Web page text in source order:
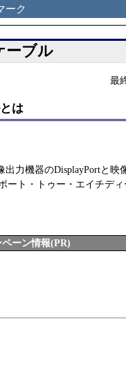
ーク
ーブル
最
は
力機器のDisplayPortと映
ート・トゥー・エイチデ
ペーン情報(PR)